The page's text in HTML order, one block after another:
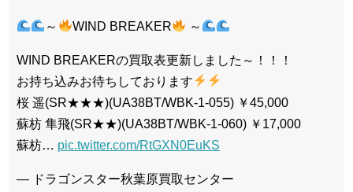
～ WIND BREAKER ～
WIND BREAKERの買取表更新しました～！！！
お持ち込みお待ちしております
桜 遥(SR★★★)(UA38BT/WBK-1-055) ￥45,000
蘇枋 隼飛(SR★★)(UA38BT/WBK-1-060) ￥17,000
蘇枋… pic.twitter.com/RtGXN0EuKS
— ドラゴンスター秋葉原買取センター